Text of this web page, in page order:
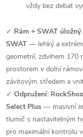
vždy bez debat
✓ Rám + SWAT
SWAT — lehký a
geometrií, zdvihem 170
prostorem v dolní
závitovým středem a
✓ Odpružení:
Select Plus — masivní
tlumič s nastavitelným
pro maximální kontrolu